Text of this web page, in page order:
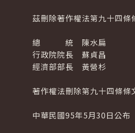
茲刪除著作權法第九十四
總 統 陳水扁
行政院院長 蘇貞昌
經濟部部長 黃營杉
著作權法刪除第九十四條
中華民國95年5月30日公布